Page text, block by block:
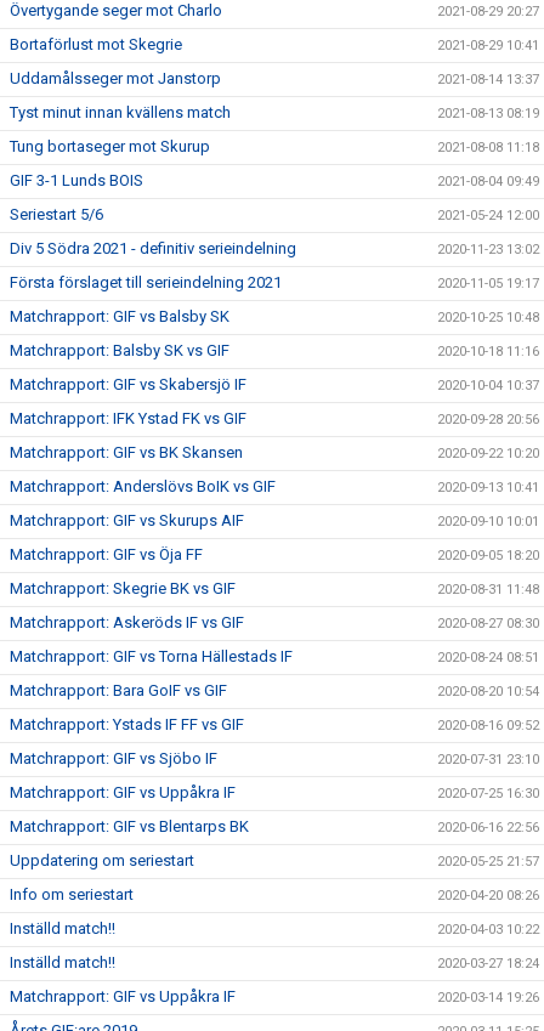
Övertygande seger mot Charlo 2021-08-29 20:27
Bortaförlust mot Skegrie 2021-08-29 10:41
Uddamålsseger mot Janstorp 2021-08-14 13:37
Tyst minut innan kvällens match 2021-08-13 08:19
Tung bortaseger mot Skurup 2021-08-08 11:18
GIF 3-1 Lunds BOIS 2021-08-04 09:49
Seriestart 5/6 2021-05-24 12:00
Div 5 Södra 2021 - definitiv serieindelning 2020-11-23 13:02
Första förslaget till serieindelning 2021 2020-11-05 19:17
Matchrapport: GIF vs Balsby SK 2020-10-25 10:48
Matchrapport: Balsby SK vs GIF 2020-10-18 11:16
Matchrapport: GIF vs Skabersjö IF 2020-10-04 10:37
Matchrapport: IFK Ystad FK vs GIF 2020-09-28 20:56
Matchrapport: GIF vs BK Skansen 2020-09-22 10:20
Matchrapport: Anderslövs BoIK vs GIF 2020-09-13 10:41
Matchrapport: GIF vs Skurups AIF 2020-09-10 10:01
Matchrapport: GIF vs Öja FF 2020-09-05 18:20
Matchrapport: Skegrie BK vs GIF 2020-08-31 11:48
Matchrapport: Askeröds IF vs GIF 2020-08-27 08:30
Matchrapport: GIF vs Torna Hällestads IF 2020-08-24 08:51
Matchrapport: Bara GoIF vs GIF 2020-08-20 10:54
Matchrapport: Ystads IF FF vs GIF 2020-08-16 09:52
Matchrapport: GIF vs Sjöbo IF 2020-07-31 23:10
Matchrapport: GIF vs Uppåkra IF 2020-07-25 16:30
Matchrapport: GIF vs Blentarps BK 2020-06-16 22:56
Uppdatering om seriestart 2020-05-25 21:57
Info om seriestart 2020-04-20 08:26
Inställd match!! 2020-04-03 10:22
Inställd match!! 2020-03-27 18:24
Matchrapport: GIF vs Uppåkra IF 2020-03-14 19:26